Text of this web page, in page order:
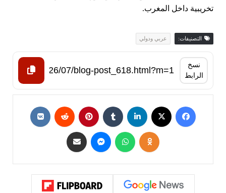
تخريبية داخل المغرب.
التصنيفات: عربي ودولي
نسخ
الرابط